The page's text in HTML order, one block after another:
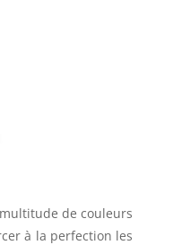
de couleurs
à la perfection les